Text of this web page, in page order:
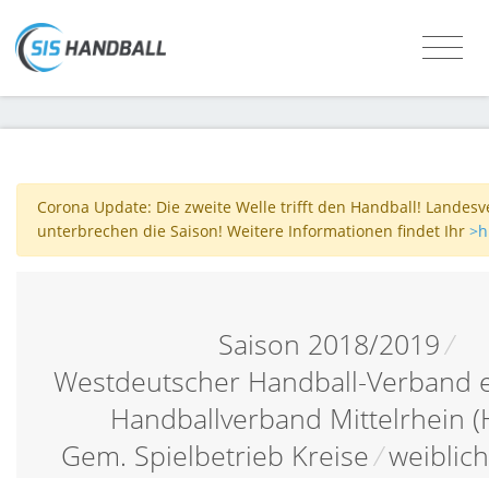
Corona Update: Die zweite Welle trifft den Handball!
unterbrechen die Saison! Weitere Informationen findet Ihr
Saison 2018/2019/
Westdeutscher Handball-Verband
Handballverband Mittelrhein
Gem. Spielbetrieb Kreise/